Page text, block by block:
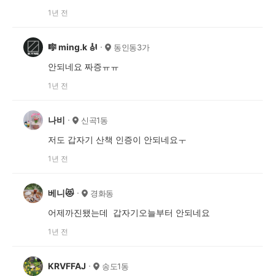
1년 전
🎼 ming.k 🎻 동인동3가
안되네요 짜증ㅠㅠ
1년 전
나비 신곡1동
저도 갑자기 산책 인증이 안되네요ㅜ
1년 전
베니😻 경화동
어제까진됐는데 갑자기오늘부터 안되네요
1년 전
KRVFFAJ 송도1동